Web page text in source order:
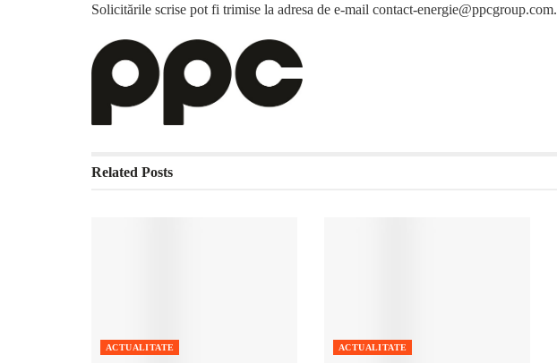
Solicitările scrise pot fi trimise la adresa de e-mail contact-energie@ppcgroup.com.
Related Posts
ACTUALITATE ACTUALITATE